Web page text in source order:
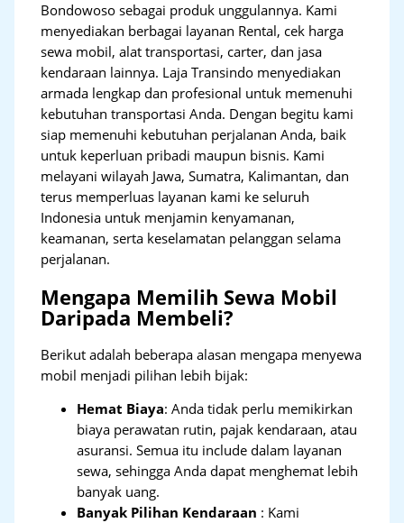
Bondowoso sebagai produk unggulannya. Kami
menyediakan berbagai layanan Rental, cek harga
sewa mobil, alat transportasi, carter, dan jasa
kendaraan lainnya. Laja Transindo menyediakan
armada lengkap dan profesional untuk memenuhi
kebutuhan transportasi Anda. Dengan begitu kami
siap memenuhi kebutuhan perjalanan Anda, baik
untuk keperluan pribadi maupun bisnis. Kami
melayani wilayah Jawa, Sumatra, Kalimantan, dan
terus memperluas layanan kami ke seluruh
Indonesia untuk menjamin kenyamanan,
keamanan, serta keselamatan pelanggan selama
perjalanan.
Mengapa Memilih Sewa Mobil
Daripada Membeli?
Berikut adalah beberapa alasan mengapa menyewa
mobil menjadi pilihan lebih bijak:
Hemat Biaya: Anda tidak perlu memikirkan
biaya perawatan rutin, pajak kendaraan, atau
asuransi. Semua itu include dalam layanan
sewa, sehingga Anda dapat menghemat lebih
banyak uang.
Banyak Pilihan Kendaraan : Kami